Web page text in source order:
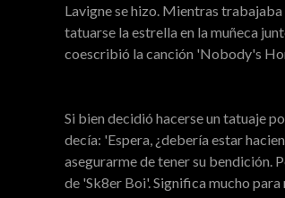
Lavigne se hizo. Mientras
tatuarse la estrella en la muñeca
coescribió la canción 'Nobody's
Si bien decidió hacerse un tatuaje
decía: 'Espera, ¿debería estar
asegurarme de tener su bendición.
de 'Sk8er Boi'. Significa mucho para